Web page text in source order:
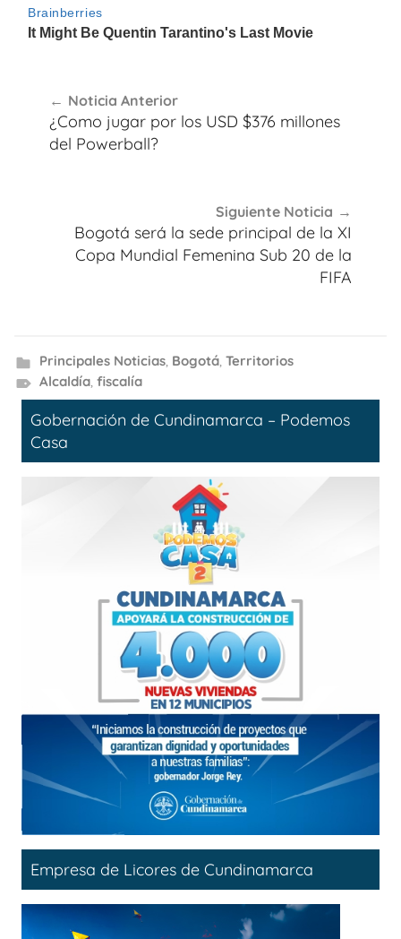
de
entradas
Noticia Anterior
¿Como jugar por los USD $376 millones
del Powerball?
Siguiente Noticia
Bogotá será la sede principal de la XI
Copa Mundial Femenina Sub 20 de la
FIFA
Principales Noticias, Bogotá, Territorios
Alcaldía, fiscalía
Gobernación de Cundinamarca – Podemos
Casa
Empresa de Licores de Cundinamarca